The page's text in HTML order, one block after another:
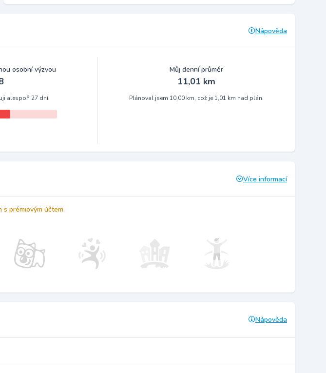
Nápověda
osobní výzvou
alespoň 27 dní.
Můj denní průměr
11,01 km
Plánoval jsem 10,00 km, což je 1,01 km nad plán.
Více informací
prémiovým účtem.
Nápověda